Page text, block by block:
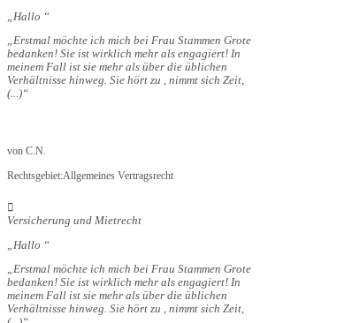
Hallo
Erstmal möchte ich mich bei Frau Stammen Grote
bedanken! Sie ist wirklich mehr als engagiert! In
meinem Fall ist sie mehr als über die üblichen
Verhältnisse hinweg. Sie hört zu , nimmt sich Zeit,
(...)
von C.N.
Rechtsgebiet:Allgemeines Vertragsrecht
Versicherung und Mietrecht
Hallo
Erstmal möchte ich mich bei Frau Stammen Grote
bedanken! Sie ist wirklich mehr als engagiert! In
meinem Fall ist sie mehr als über die üblichen
Verhältnisse hinweg. Sie hört zu , nimmt sich Zeit,